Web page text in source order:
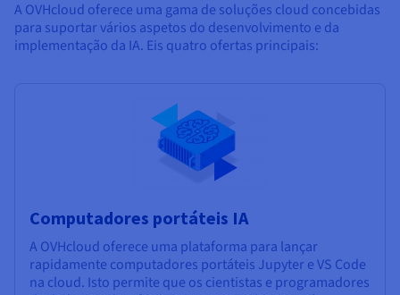
A OVHcloud oferece uma gama de soluções cloud concebidas
para suportar vários aspetos do desenvolvimento e da
implementação da IA. Eis quatro ofertas principais:
Computadores portáteis IA
A OVHcloud oferece uma plataforma para lançar
rapidamente computadores portáteis Jupyter e VS Code
na cloud. Isto permite que os cientistas e programadores